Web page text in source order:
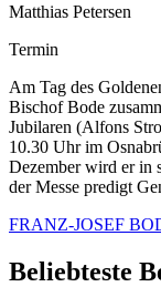
Matthias Petersen
Termin
Am Tag des
Bischof Bode
Jubilaren (Alfons
10.30 Uhr im
Dezember wird er in
der Messe predigt
FRANZ-JOSEF
Beliebteste